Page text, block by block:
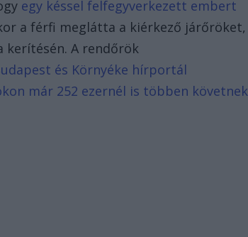
egy késsel felfegyverkezett embert
a férfi meglátta a kiérkező járőröket,
A rendőrök
és Környéke hírportál
már 252 ezernél is többen követnek